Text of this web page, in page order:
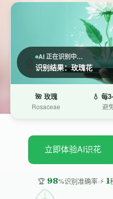
AI 正在识别中…
识别结果：玫瑰花
🌺 玫瑰
Rosaceae
💧 每
避
立即体验AI识花
🏆 98%识别准确率·⚡ 1